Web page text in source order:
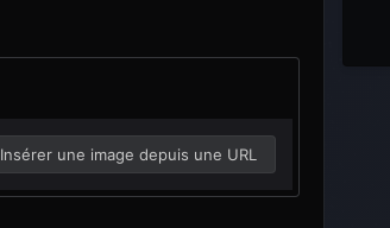
Insérer une image depuis une URL